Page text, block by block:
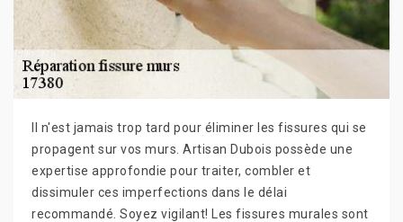
Il n'est jamais trop tard pour éliminer les fissures qui se
propagent sur vos murs. Artisan Dubois possède une
expertise approfondie pour traiter, combler et
dissimuler ces imperfections dans le délai
recommandé. Soyez vigilant! Les fissures murales sont